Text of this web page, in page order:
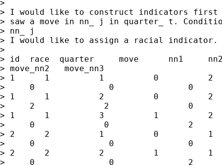
>
> I would like to construct indicators first
> saw a move in nn_ j in quarter_ t.
> nn_ j
> I would like to assign a racial indicator.
>
> id  race  quarter     move      nn1
> move_nn2   move_nn3
> 1      1          1          0          2
>     0               0               0
> 1      1          2          0          2
>     2              2                0
> 1      1          3          1          2
>     0              0                2
> 2      2          1          0          1
>     0               0               0
> 2      2          2          1          1
>     0               0               2